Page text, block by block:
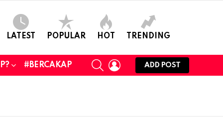
LATEST POPULAR HOT TRENDING
#BERCAKAP
SEARCHLOGIN
ADD POST